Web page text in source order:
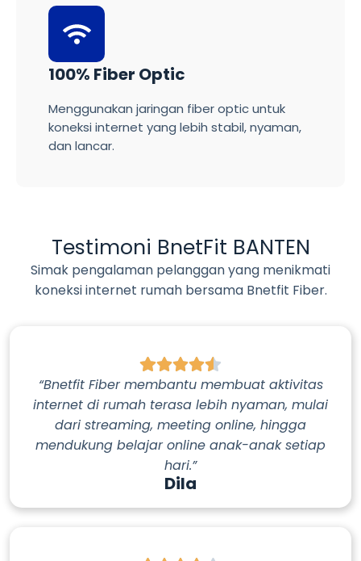
100% Fiber Optic
Menggunakan jaringan fiber optic untuk
koneksi internet yang lebih stabil, nyaman,
dan lancar.
Testimoni BnetFit BANTEN
Simak pengalaman pelanggan yang menikmati
koneksi internet rumah bersama Bnetfit Fiber.
“Bnetfit Fiber membantu membuat aktivitas
internet di rumah terasa lebih nyaman, mulai
dari streaming, meeting online, hingga
mendukung belajar online anak-anak setiap
hari.”
Dila